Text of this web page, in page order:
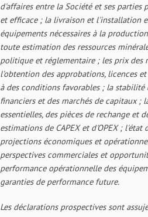
d'affaires entre la Société et ses parties
et efficace ; la livraison et l'installation
équipements nécessaires à la
toute estimation des ressources
politique et réglementaire ; les prix des
l'obtention des approbations, licences
à des conditions favorables ; la
financiers et des marchés de capitaux
essentielles, des pièces de rechange et
estimations de CAPEX et d'OPEX ;
projections économiques et
perspectives commerciales et
performance opérationnelle des
garanties de performance future.
Les déclarations prospectives sont